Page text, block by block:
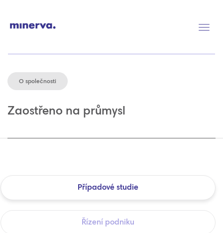
O společnosti
Zaostřeno na průmysl
Případové studie
Řízení podniku